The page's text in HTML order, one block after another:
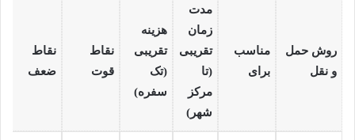
روش حمل
و نقل
مناسب
برای
مدت
زمان
تقریبی
(تا
مرکز
شهر)
هزینه
تقریبی
(تک
سفره)
نقاط
قوت
نقاط
ضعف